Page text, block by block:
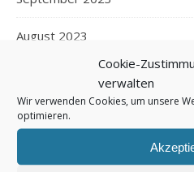
Cookie-
verwalten
Wir verwenden Cookies, um unsere
optimieren.
August 2023
Juni 2023